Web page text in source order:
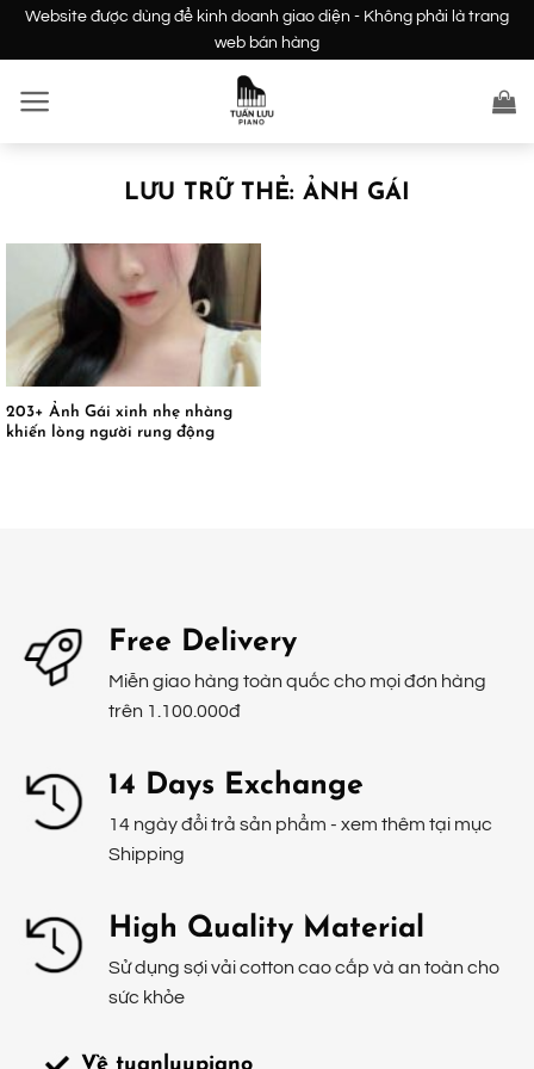
dung
Website được dùng để kinh doanh giao diện - Không phải là trang
web bán hàng
LƯU TRỮ THẺ: ẢNH GÁI
203+ Ảnh Gái xinh nhẹ nhàng
khiến lòng người rung động
Free Delivery
Miễn giao hàng toàn quốc cho mọi đơn hàng
trên 1.100.000đ
14 Days Exchange
14 ngày đổi trả sản phẩm - xem thêm tại mục
Shipping
High Quality Material
Sử dụng sợi vải cotton cao cấp và an toàn cho
sức khỏe